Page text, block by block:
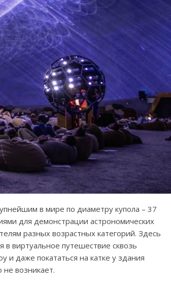
в мире по диаметру купола – 37
для демонстрации астрономических
разных возрастных категорий. Здесь
виртуальное путешествие сквозь
и даже покататься на катке у здания
не возникает.